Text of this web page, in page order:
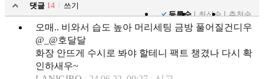
댓글 14
쓰기
등록순
최신순 추천순
오매.. 비와서 습도 높아 머리세팅 금방 풀어질건디우
@_@호달달
화장 안뜨게 수시로 봐야 할테니 팩트 챙겼나 다시 확
인하새우~